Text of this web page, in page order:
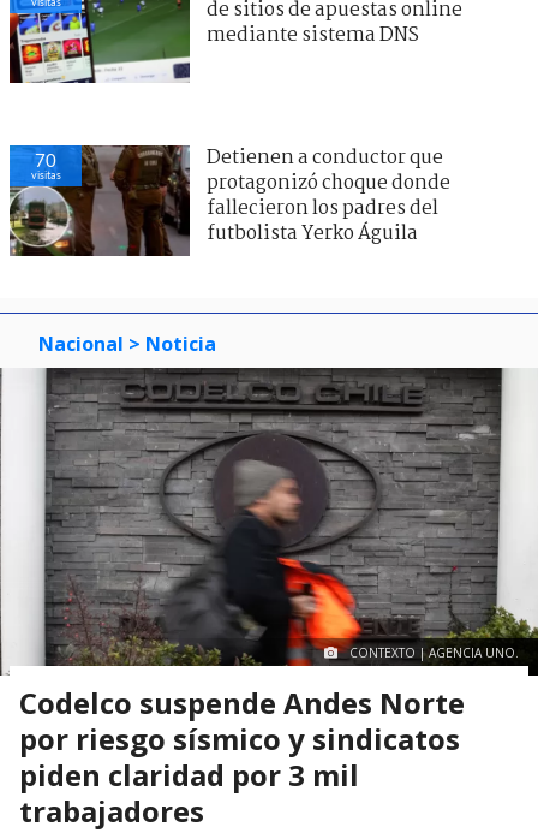
de sitios de apuestas online
mediante sistema DNS
70
visitas
Detienen a conductor que
protagonizó choque donde
fallecieron los padres del
futbolista Yerko Águila
Nacional > Noticia
CONTEXTO | AGENCIA UNO.
Codelco suspende Andes Norte
por riesgo sísmico y sindicatos
piden claridad por 3 mil
trabajadores